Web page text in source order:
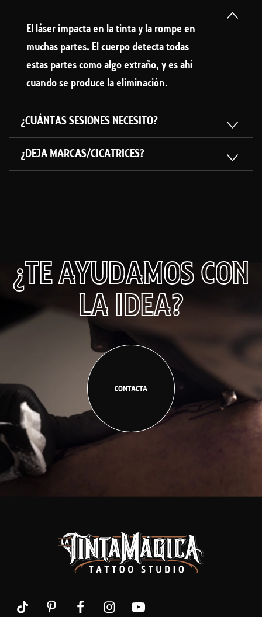
El láser impacta en la tinta y la rompe en
muchas partes. El cuerpo detecta todas
estas partes como algo extraño, y es ahí
cuando se produce la eliminación.
¿CUÁNTAS SESIONES NECESITO?
¿DEJA MARCAS/CICATRICES?
¿TE AYUDAMOS CON
LA IDEA?
CONTACTA